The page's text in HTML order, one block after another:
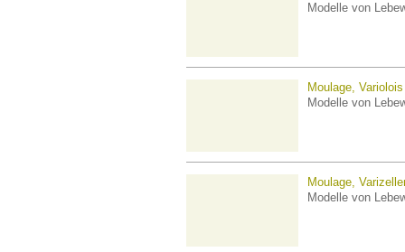
Modelle von
Moulage,
Modelle von
Moulage,
Modelle von